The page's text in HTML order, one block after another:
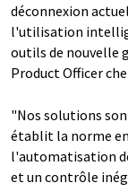
déconnexion
l'utilisation
outils de nouvelle
Product Officer
"Nos solutions
établit la norme
l'automatisation
et un contrôle